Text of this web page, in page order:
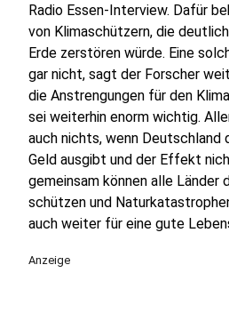
Radio Essen-Interview. Dafür
von Klimaschützern, die
Erde zerstören würde. Eine
gar nicht, sagt der Forscher
die Anstrengungen für den
sei weiterhin enorm wichtig.
auch nichts, wenn Deutschland
Geld ausgibt und der Effekt
gemeinsam können alle Länder
schützen und
auch weiter für eine gute
Anzeige